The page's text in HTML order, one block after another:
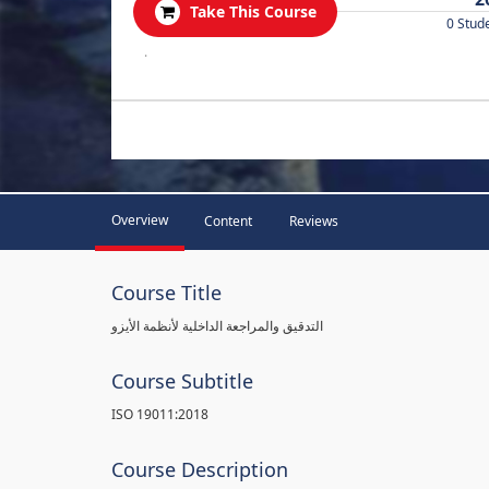
Take This Course
0
.
Overview Content Reviews
Course Title
التدقيق والمراجعة الداخلية لأنظمة الأيزو
Course Subtitle
ISO 19011:2018
Course Description